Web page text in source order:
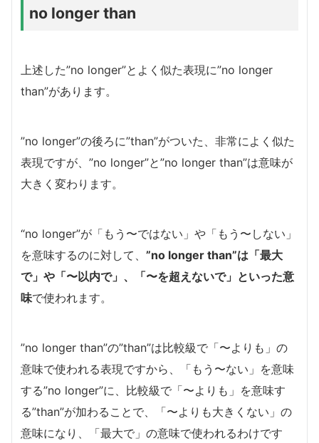
no longer than
上述した”no longer”とよく似た表現に”no longer
than”があります。
”no longer”の後ろに”than”がついた、非常によく似た
表現ですが、”no longer”と”no longer than”は意味が
大きく変わります。
“no longer”が「もう〜ではない」や「もう〜しない」
を意味するのに対して、 ”no longer than”は「最大
で」や「〜以内で」、「〜を超えないで」といった意
味で使われます。
”no longer than”の”than”は比較級で「〜よりも」の
意味で使われる表現ですから、「もう〜ない」を意味
する”no longer”に、比較級で「〜よりも」を意味す
る”than”が加わることで、「〜よりも大きくない」の
意味になり、「最大で」の意味で使われるわけです